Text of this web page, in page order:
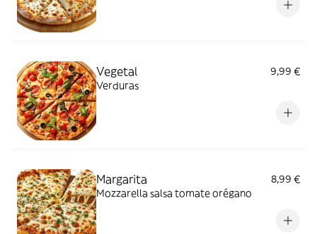
Vegetal
9,99 €
Verduras
Margarita
8,99 €
Mozzarella salsa tomate orégano